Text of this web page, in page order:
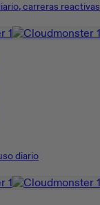
carreras reactivas
diario